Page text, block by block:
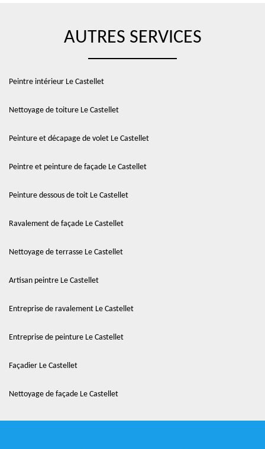
AUTRES SERVICES
Peintre intérieur Le Castellet
Nettoyage de toiture Le Castellet
Peinture et décapage de volet Le Castellet
Peintre et peinture de façade Le Castellet
Peinture dessous de toit Le Castellet
Ravalement de façade Le Castellet
Nettoyage de terrasse Le Castellet
Artisan peintre Le Castellet
Entreprise de ravalement Le Castellet
Entreprise de peinture Le Castellet
Façadier Le Castellet
Nettoyage de façade Le Castellet